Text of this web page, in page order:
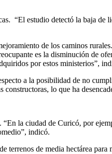
“El estudio detectó la baja de
de los caminos
es la disminución de
por estos ministerios”,
a la posibilidad de no
lo que ha
la ciudad de Curicó, por
indicó.
de media hectárea